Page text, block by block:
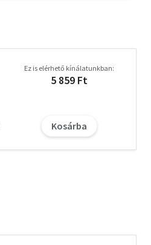
Ez is elérhető kínálatunkban:
5 859 Ft
Kosárba